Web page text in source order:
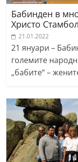
Бабинден в
Христо
21.01.2022
21 януари –
големите
„бабите“ –